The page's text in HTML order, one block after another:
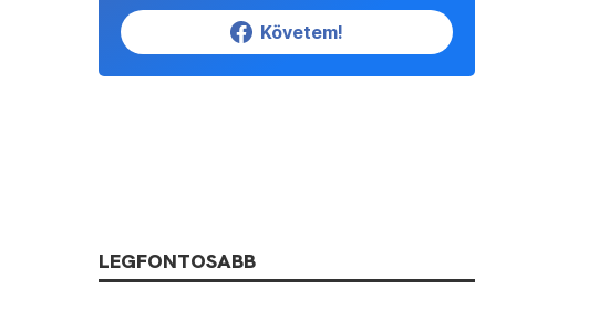
Követem!
LEGFONTOSABB